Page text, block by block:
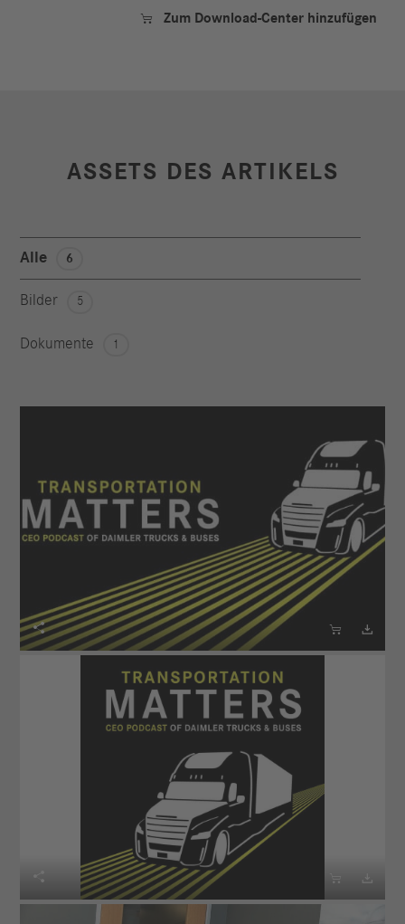
 Zum Download-Center hinzufügen
ASSETS DES ARTIKELS
Alle 6
Bilder 5
Dokumente 1
  
  